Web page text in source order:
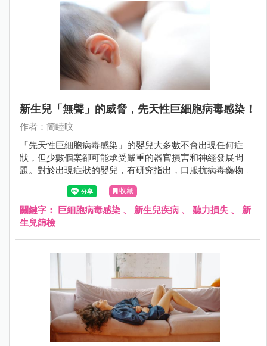
新生兒「無聲」的威脅，先天性巨細胞病毒感染！
作者：簡睦旼
「先天性巨細胞病毒感染」的嬰兒大多數不會出現任何症
狀，但少數個案卻可能承受嚴重的器官損害和神經發展問
題。對於出現症狀的嬰兒，有研究指出，口服抗病毒藥物有
望改善其神經學發展，特別是降低聽力喪失的風險。
收藏
關鍵字： 巨細胞病毒感染 、 新生兒疾病 、 聽力損失 、 新
生兒篩檢